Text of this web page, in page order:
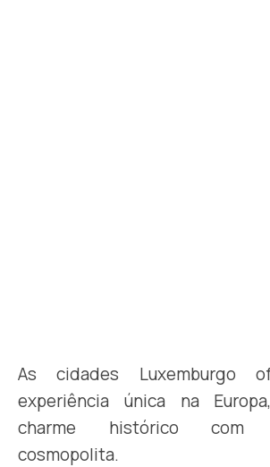
As cidades Luxemburgo
experiência única na
charme histórico com
cosmopolita.